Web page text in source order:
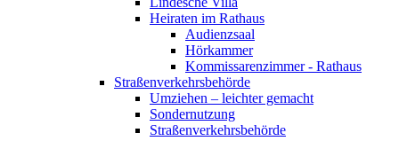
Heiraten im Rathaus
Audienzsaal
Hörkammer
Kommissarenzimmer - Rathaus
Straßenverkehrsbehörde
Umziehen – leichter gemacht
Sondernutzung
Straßenverkehrsbehörde